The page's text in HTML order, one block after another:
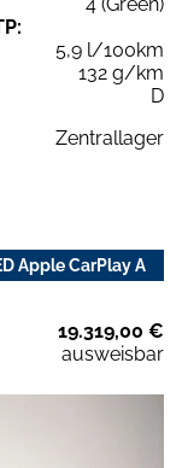
5,9 l/100km
132 g/km
D
Zentrallager
Apple CarPlay A
19.319,00 €
ausweisbar